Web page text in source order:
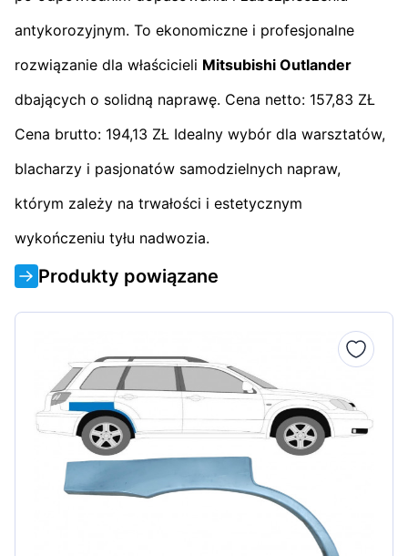
antykorozyjnym. To ekonomiczne i profesjonalne
rozwiązanie dla właścicieli Mitsubishi Outlander
dbających o solidną naprawę. Cena netto: 157,83 ZŁ
Cena brutto: 194,13 ZŁ Idealny wybór dla warsztatów,
blacharzy i pasjonatów samodzielnych napraw,
którym zależy na trwałości i estetycznym
wykończeniu tyłu nadwozia.
Produkty powiązane